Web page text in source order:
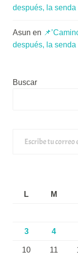
después, la
Asun en
después, la
Buscar
L
M
3 4
10 11